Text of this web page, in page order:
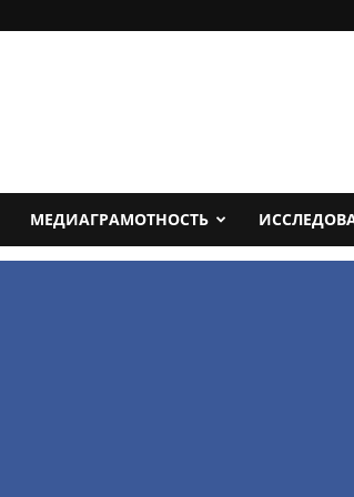
МЕДИАГРАМОТНОСТЬ